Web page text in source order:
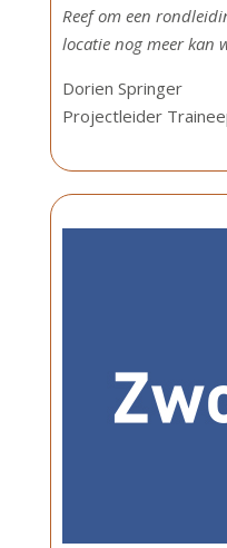
Reef om een
locatie nog meer kan
Dorien Springer
Projectleider